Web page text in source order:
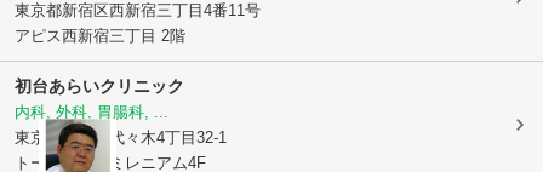
東京都新宿区西新宿三丁目4番11号
アピス西新宿三丁目 2階
初台あらいクリニック
内科, 外科, 胃腸科, ...
東京都渋谷区
代々木4丁目32-1
トーシンビルミレニアム4F